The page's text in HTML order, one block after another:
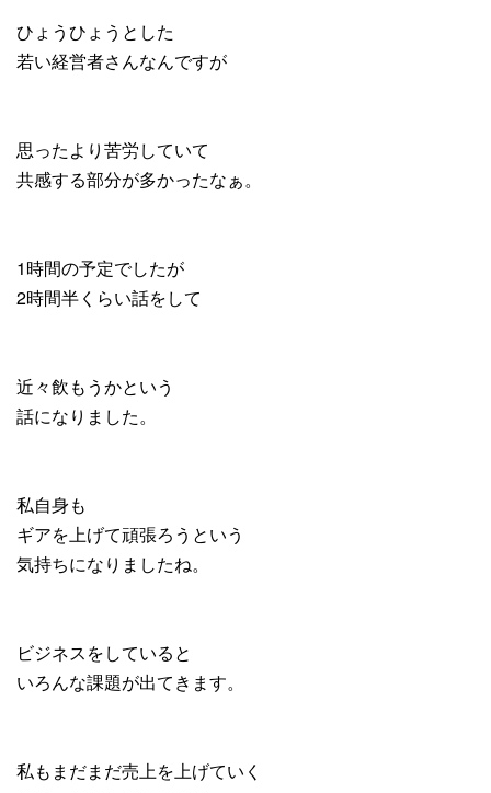
ひょうひょうとした
若い経営者さんなんですが
思ったより苦労していて
共感する部分が多かったなぁ。
1時間の予定でしたが
2時間半くらい話をして
近々飲もうかという
話になりました。
私自身も
ギアを上げて頑張ろうという
気持ちになりましたね。
ビジネスをしていると
いろんな課題が出てきます。
私もまだまだ売上を上げていく